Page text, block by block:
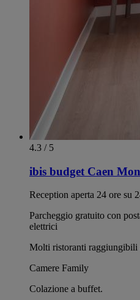
4.3 / 5
ibis budget Caen
Reception aperta 24 ore su
Parcheggio gratuito con
elettrici
Molti ristoranti raggiungibili
Camere Family
Colazione a buffet.